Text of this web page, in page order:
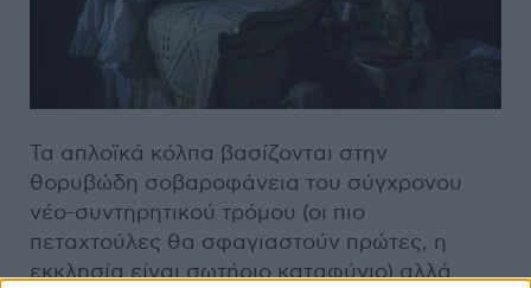
Τα απλοϊκά κόλπα βασίζονται στην
θορυβώδη σοβαροφάνεια του σύγχρονου
νέο-συντηρητικού τρόμου (οι πιο
πεταχτούλες θα σφαγιαστούν πρώτες, η
εκκλησία είναι σωτήριο καταφύγιο) αλλά